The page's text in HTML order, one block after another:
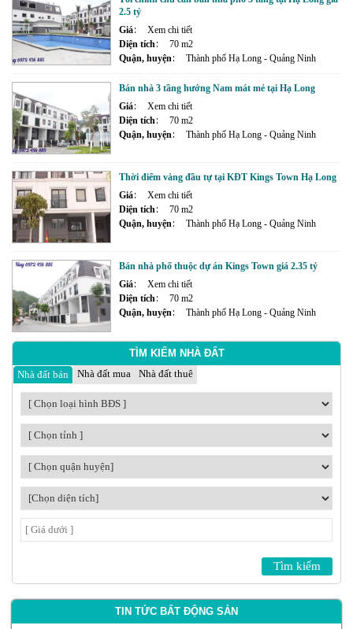
TÌM KIẾM NHÀ ĐẤT
Nhà đất bán
Nhà đất mua Nhà đất thuê
TIN TỨC BẤT ĐỘNG SẢN
2.5 tỷ
Giá
Xem chi tiết
Diện tích
70 m2
Quận, huyện
Thành phố Hạ Long - Quảng Ninh
Bán nhà 3 tầng hướng Nam mát mẻ tại Hạ Long
Giá
Xem chi tiết
Diện tích
70 m2
Quận, huyện
Thành phố Hạ Long - Quảng Ninh
Thời điểm vàng đầu tự tại KĐT Kings Town Hạ Long
Giá
Xem chi tiết
Diện tích
70 m2
Quận, huyện
Thành phố Hạ Long - Quảng Ninh
Bán nhà phố thuộc dự án Kings Town giá 2.35 tỷ
Giá
Xem chi tiết
Diện tích
70 m2
Quận, huyện
Thành phố Hạ Long - Quảng Ninh